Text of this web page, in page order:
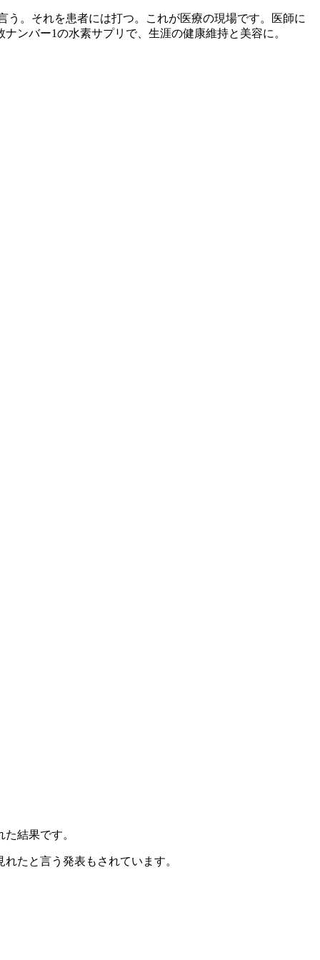
。それを患者には打つ。これが医療の現場です。医師に
ンバー1の水素サプリで、生涯の健康維持と美容に。
結果です。
たと言う発表もされています。